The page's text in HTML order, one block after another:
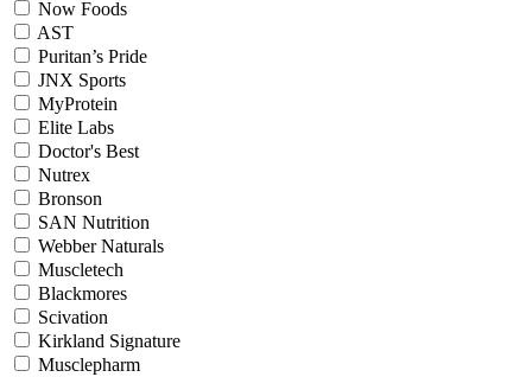
Now Foods
AST
Puritan’s Pride
JNX Sports
MyProtein
Elite Labs
Doctor's Best
Nutrex
Bronson
SAN Nutrition
Webber Naturals
Muscletech
Blackmores
Scivation
Kirkland Signature
Musclepharm